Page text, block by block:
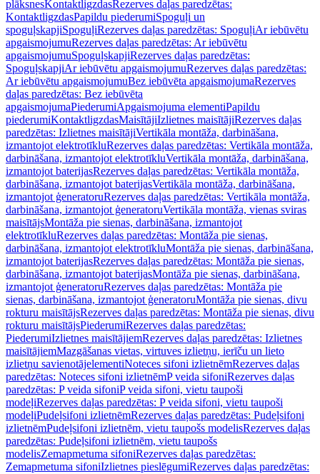
plāksnesKontaktligzdasRezerves daļas paredzētas:
KontaktligzdasPapildu piederumiSpoguļi un
spoguļskapjiSpoguļiRezerves daļas paredzētas: SpoguļiAr iebūvētu
apgaismojumuRezerves daļas paredzētas: Ar iebūvētu
apgaismojumuSpoguļskapjiRezerves daļas paredzētas:
SpoguļskapjiAr iebūvētu apgaismojumuRezerves daļas paredzētas:
Ar iebūvētu apgaismojumuBez iebūvēta apgaismojumaRezerves
daļas paredzētas: Bez iebūvēta
apgaismojumaPiederumiApgaismojuma elementiPapildu
piederumiKontaktligzdasMaisītājiIzlietnes maisītājiRezerves daļas
paredzētas: Izlietnes maisītājiVertikāla montāža, darbināšana,
izmantojot elektrotīkluRezerves daļas paredzētas: Vertikāla montāža,
darbināšana, izmantojot elektrotīkluVertikāla montāža, darbināšana,
izmantojot baterijasRezerves daļas paredzētas: Vertikāla montāža,
darbināšana, izmantojot baterijasVertikāla montāža, darbināšana,
izmantojot ģeneratoruRezerves daļas paredzētas: Vertikāla montāža,
darbināšana, izmantojot ģeneratoruVertikāla montāža, vienas sviras
maisītājsMontāža pie sienas, darbināšana, izmantojot
elektrotīkluRezerves daļas paredzētas: Montāža pie sienas,
darbināšana, izmantojot elektrotīkluMontāža pie sienas, darbināšana,
izmantojot baterijasRezerves daļas paredzētas: Montāža pie sienas,
darbināšana, izmantojot baterijasMontāža pie sienas, darbināšana,
izmantojot ģeneratoruRezerves daļas paredzētas: Montāža pie
sienas, darbināšana, izmantojot ģeneratoruMontāža pie sienas, divu
rokturu maisītājsRezerves daļas paredzētas: Montāža pie sienas, divu
rokturu maisītājsPiederumiRezerves daļas paredzētas:
PiederumiIzlietnes maisītājiemRezerves daļas paredzētas: Izlietnes
maisītājiemMazgāšanas vietas, virtuves izlietņu, ierīču un lieto
izlietņu savienotājelementiNoteces sifoni izlietnēmRezerves daļas
paredzētas: Noteces sifoni izlietnēmP veida sifoniRezerves daļas
paredzētas: P veida sifoniP veida sifoni, vietu taupoši
modeļiRezerves daļas paredzētas: P veida sifoni, vietu taupoši
modeļiPudeļsifoni izlietnēmRezerves daļas paredzētas: Pudeļsifoni
izlietnēmPudeļsifoni izlietnēm, vietu taupošs modelisRezerves daļas
paredzētas: Pudeļsifoni izlietnēm, vietu taupošs
modelisZemapmetuma sifoniRezerves daļas paredzētas:
Zemapmetuma sifoniIzlietnes pieslēgumiRezerves daļas paredzētas: